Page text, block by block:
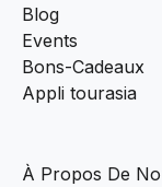
Blog
Events
Bons-Cadeaux
Appli tourasia
À Propos De